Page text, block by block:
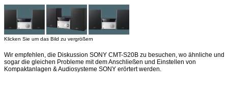
Klicken Sie um das Bild zu vergrößern
Wir empfehlen, die Diskussion SONY CMT-S20B zu besuchen, wo ähnliche und
sogar die gleichen Probleme mit dem Anschließen und Einstellen von
Kompaktanlagen & Audiosysteme SONY erörtert werden.